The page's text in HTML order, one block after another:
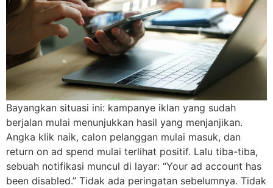
Bayangkan situasi ini: kampanye iklan yang sudah
berjalan mulai menunjukkan hasil yang menjanjikan.
Angka klik naik, calon pelanggan mulai masuk, dan
return on ad spend mulai terlihat positif. Lalu tiba-tiba,
sebuah notifikasi muncul di layar: “Your ad account has
been disabled.” Tidak ada peringatan sebelumnya. Tidak